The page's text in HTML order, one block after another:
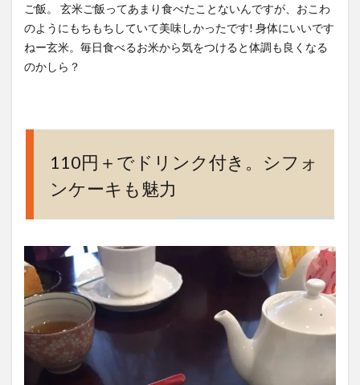
ご飯。 玄米ご飯ってあまり食べたことないんですが、おこわ
のようにもちもちしていて美味しかったです! 身体にいいです
ねー玄米。毎日食べるお米から気をつけると体調も良くなる
のかしら？
110円＋でドリンク付き。シフォ
ンケーキも魅力